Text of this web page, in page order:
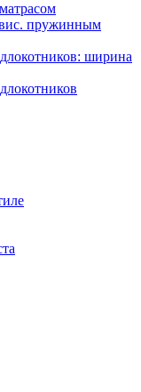
пружинным
ширина